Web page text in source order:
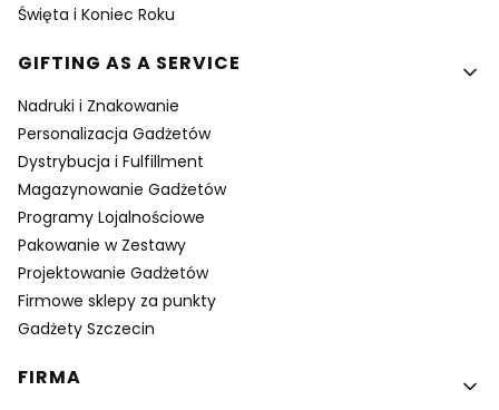
Święta i Koniec Roku
GIFTING AS A SERVICE
Nadruki i Znakowanie
Personalizacja Gadżetów
Dystrybucja i Fulfillment
Magazynowanie Gadżetów
Programy Lojalnościowe
Pakowanie w Zestawy
Projektowanie Gadżetów
Firmowe sklepy za punkty
Gadżety Szczecin
FIRMA